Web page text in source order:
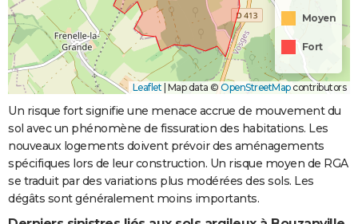
Moyen
Fort
Leaflet | Map data © OpenStreetMapcontributors
Un risque fort signifie une menace accrue de mouvement du
sol avec un phénomène de fissuration des habitations. Les
nouveaux logements doivent prévoir des aménagements
spécifiques lors de leur construction. Un risque moyen de RGA
se traduit par des variations plus modérées des sols. Les
dégâts sont généralement moins importants.